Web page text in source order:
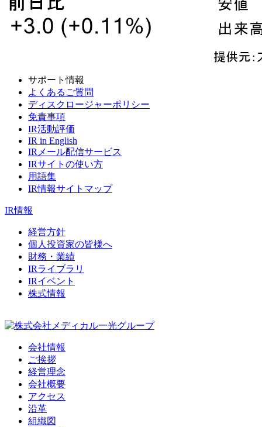
サポート情報
よくあるご質問
ディスクロージャーポリシー
免責事項
IR活動評価
IR in English
IRメール配信サービス
IRサイトの使い方
用語集
IR情報サイトマップ
IR情報
経営方針
個人投資家の皆様へ
財務・業績
IRライブラリ
IRイベント
株式情報
会社情報
ご挨拶
経営理念
会社概要
アクセス
沿革
組織図